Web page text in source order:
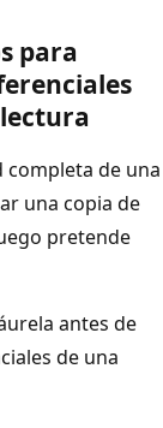
para
completa de una
una copia de
pretende
antes de
de una